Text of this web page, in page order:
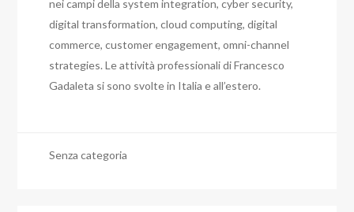
nei campi della system integration, cyber security,
digital transformation, cloud computing, digital
commerce, customer engagement, omni-channel
strategies. Le attività professionali di Francesco
Gadaleta si sono svolte in Italia e all’estero.
Senza categoria